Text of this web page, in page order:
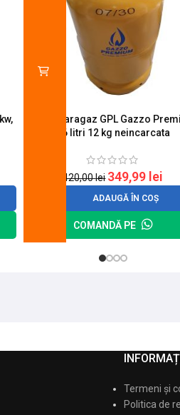
Butelie aragaz GPL Gazzo
26 litri 12 kg neincarcata
420,00lei 349,99 lei
ADAUGĂ ÎN COȘ
COMANDĂ PE
Termeni și
Politica de